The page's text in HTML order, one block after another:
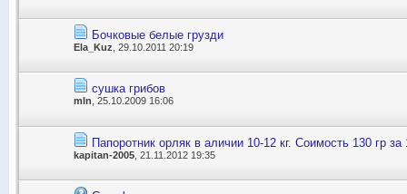
Бочковые белые грузди
Ela_Kuz , 29.10.2011 20:19
сушка грибов
mln , 25.10.2009 16:06
Папоротник орляк в аличии 10-12 кг. Соимость 130 гр за
kapitan-2005 , 21.11.2012 19:35